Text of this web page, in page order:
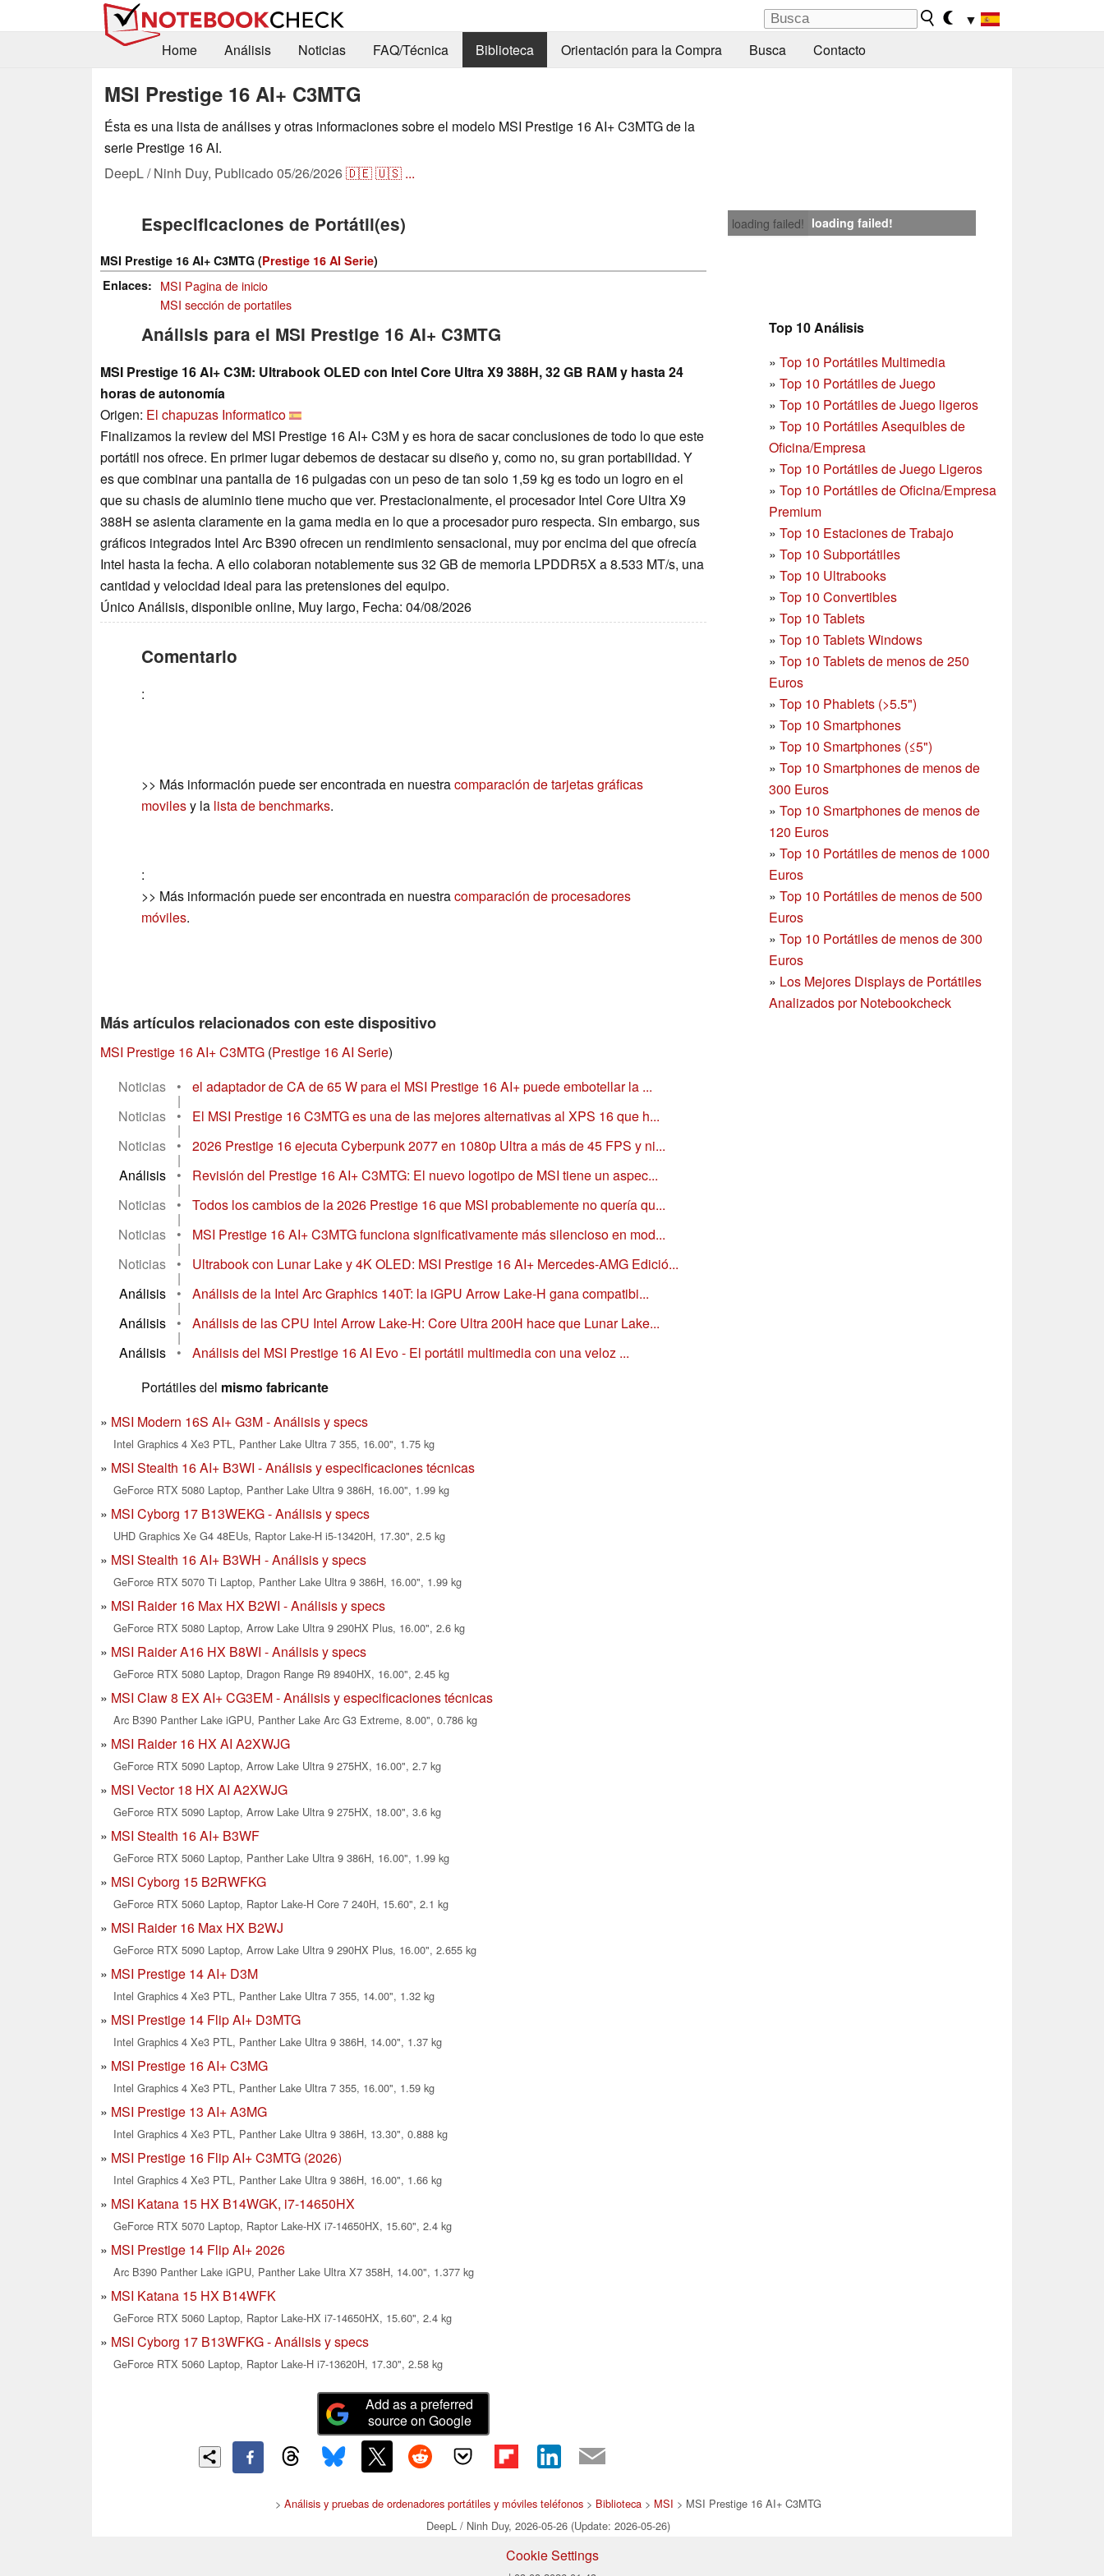
▼
Home
Análisis Noticias FAQ/Técnica Biblioteca Orientación para la Compra Busca Contacto
MSI Prestige 16 AI+ C3MTG
Ésta es una lista de análises y otras informaciones sobre el modelo MSI Prestige 16 AI+ C3MTG de la
serie Prestige 16 AI.
DeepL / Ninh Duy, Publicado 05/26/2026🇩🇪🇺🇸 ...
loading failed! loading failed!
Top 10 Análisis
» Top 10 Portátiles Multimedia
» Top 10 Portátiles de Juego
» Top 10 Portátiles de Juego ligeros
» Top 10 Portátiles Asequibles de
Oficina/Empresa
» Top 10 Portátiles de Juego Ligeros
» Top 10 Portátiles de Oficina/Empresa
Premium
» Top 10 Estaciones de Trabajo
» Top 10 Subportátiles
» Top 10 Ultrabooks
» Top 10 Convertibles
» Top 10 Tablets
» Top 10 Tablets Windows
» Top 10 Tablets de menos de 250
Euros
» Top 10 Phablets (>5.5")
» Top 10 Smartphones
» Top 10 Smartphones (≤5")
» Top 10 Smartphones de menos de
300 Euros
» Top 10 Smartphonesde menos de
120 Euros
» Top 10 Portátiles de menos de 1000
Euros
» Top 10 Portátiles de menos de 500
Euros
» Top 10 Portátiles de menos de 300
Euros
» Los Mejores Displays de Portátiles
Analizados por Notebookcheck
Especificaciones de Portátil(es)
MSI Prestige 16 AI+ C3MTG (Prestige 16 AI Serie)
Enlaces
MSI Pagina de inicio
MSI sección de portatiles
Análisis para el MSI Prestige 16 AI+ C3MTG
MSI Prestige 16 AI+ C3M: Ultrabook OLED con Intel Core Ultra X9 388H, 32 GB RAM y hasta 24
horas de autonomía
Origen: El chapuzas Informatico
Finalizamos la review del MSI Prestige 16 AI+ C3M y es hora de sacar conclusiones de todo lo que este
portátil nos ofrece. En primer lugar debemos de destacar su diseño y, como no, su gran portabilidad. Y
es que combinar una pantalla de 16 pulgadas con un peso de tan solo 1,59 kg es todo un logro en el
que su chasis de aluminio tiene mucho que ver. Prestacionalmente, el procesador Intel Core Ultra X9
388H se asienta claramente en la gama media en lo que a procesador puro respecta. Sin embargo, sus
gráficos integrados Intel Arc B390 ofrecen un rendimiento sensacional, muy por encima del que ofrecía
Intel hasta la fecha. A ello colaboran notablemente sus 32 GB de memoria LPDDR5X a 8.533 MT/s, una
cantidad y velocidad ideal para las pretensiones del equipo.
Único Análisis, disponible online, Muy largo, Fecha: 04/08/2026
Comentario
:
>> Más información puede ser encontrada en nuestracomparación de tarjetas gráficas
movilesy la lista de benchmarks.
:
>> Más información puede ser encontrada en nuestracomparación de procesadores
móviles.
Más artículos relacionados con este dispositivo
MSI Prestige 16 AI+ C3MTG (Prestige 16 AI Serie)
Noticias
• el adaptador de CA de 65 W para el MSI Prestige 16 AI+ puede embotellar la ...
|
Noticias
• El MSI Prestige 16 C3MTG es una de las mejores alternativas al XPS 16 que h...
|
Noticias
• 2026 Prestige 16 ejecuta Cyberpunk 2077 en 1080p Ultra a más de 45 FPS y ni...
|
Análisis
• Revisión del Prestige 16 AI+ C3MTG: El nuevo logotipo de MSI tiene un aspec...
|
Noticias
• Todos los cambios de la 2026 Prestige 16 que MSI probablemente no quería qu...
|
Noticias
• MSI Prestige 16 AI+ C3MTG funciona significativamente más silencioso en mod...
|
Noticias
• Ultrabook con Lunar Lake y 4K OLED: MSI Prestige 16 AI+ Mercedes-AMG Edició...
|
Análisis
• Análisis de la Intel Arc Graphics 140T: la iGPU Arrow Lake-H gana compatibi...
|
Análisis
• Análisis de las CPU Intel Arrow Lake-H: Core Ultra 200H hace que Lunar Lake...
|
Análisis
•
Análisis del MSI Prestige 16 AI Evo - El portátil multimedia con una veloz ...
Portátiles del mismo fabricante
MSI Modern 16S AI+ G3M - Análisis y specs
Intel Graphics 4 Xe3 PTL, Panther Lake Ultra 7 355, 16.00", 1.75 kg
MSI Stealth 16 AI+ B3WI - Análisis y especificaciones técnicas
GeForce RTX 5080 Laptop, Panther Lake Ultra 9 386H, 16.00", 1.99 kg
MSI Cyborg 17 B13WEKG - Análisis y specs
UHD Graphics Xe G4 48EUs, Raptor Lake-H i5-13420H, 17.30", 2.5 kg
MSI Stealth 16 AI+ B3WH - Análisis y specs
GeForce RTX 5070 Ti Laptop, Panther Lake Ultra 9 386H, 16.00", 1.99 kg
MSI Raider 16 Max HX B2WI - Análisis y specs
GeForce RTX 5080 Laptop, Arrow Lake Ultra 9 290HX Plus, 16.00", 2.6 kg
MSI Raider A16 HX B8WI - Análisis y specs
GeForce RTX 5080 Laptop, Dragon Range R9 8940HX, 16.00", 2.45 kg
MSI Claw 8 EX AI+ CG3EM - Análisis y especificaciones técnicas
Arc B390 Panther Lake iGPU, Panther Lake Arc G3 Extreme, 8.00", 0.786 kg
MSI Raider 16 HX AI A2XWJG
GeForce RTX 5090 Laptop, Arrow Lake Ultra 9 275HX, 16.00", 2.7 kg
MSI Vector 18 HX AI A2XWJG
GeForce RTX 5090 Laptop, Arrow Lake Ultra 9 275HX, 18.00", 3.6 kg
MSI Stealth 16 AI+ B3WF
GeForce RTX 5060 Laptop, Panther Lake Ultra 9 386H, 16.00", 1.99 kg
MSI Cyborg 15 B2RWFKG
GeForce RTX 5060 Laptop, Raptor Lake-H Core 7 240H, 15.60", 2.1 kg
MSI Raider 16 Max HX B2WJ
GeForce RTX 5090 Laptop, Arrow Lake Ultra 9 290HX Plus, 16.00", 2.655 kg
MSI Prestige 14 AI+ D3M
Intel Graphics 4 Xe3 PTL, Panther Lake Ultra 7 355, 14.00", 1.32 kg
MSI Prestige 14 Flip AI+ D3MTG
Intel Graphics 4 Xe3 PTL, Panther Lake Ultra 9 386H, 14.00", 1.37 kg
MSI Prestige 16 AI+ C3MG
Intel Graphics 4 Xe3 PTL, Panther Lake Ultra 7 355, 16.00", 1.59 kg
MSI Prestige 13 AI+ A3MG
Intel Graphics 4 Xe3 PTL, Panther Lake Ultra 9 386H, 13.30", 0.888 kg
MSI Prestige 16 Flip AI+ C3MTG (2026)
Intel Graphics 4 Xe3 PTL, Panther Lake Ultra 9 386H, 16.00", 1.66 kg
MSI Katana 15 HX B14WGK, i7-14650HX
GeForce RTX 5070 Laptop, Raptor Lake-HX i7-14650HX, 15.60", 2.4 kg
MSI Prestige 14 Flip AI+ 2026
Arc B390 Panther Lake iGPU, Panther Lake Ultra X7 358H, 14.00", 1.377 kg
MSI Katana 15 HX B14WFK
GeForce RTX 5060 Laptop, Raptor Lake-HX i7-14650HX, 15.60", 2.4 kg
MSI Cyborg 17 B13WFKG - Análisis y specs
GeForce RTX 5060 Laptop, Raptor Lake-H i7-13620H, 17.30", 2.58 kg
Add as a preferred
source on Google
> Análisis y pruebas de ordenadores portátiles y móviles teléfonos> Biblioteca> MSI > MSI Prestige 16 AI+ C3MTG
DeepL / Ninh Duy, 2026-05-26 (Update: 2026-05-26)
Cookie Settings